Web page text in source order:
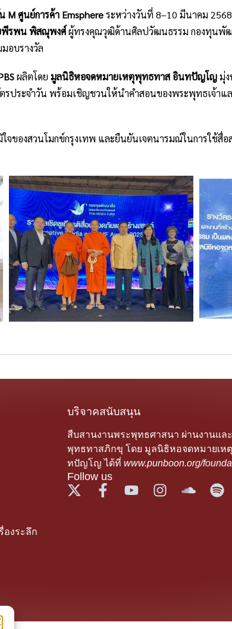
M ศูนย์การค้า Emsphereระหว่างวันที่ 8–10 มีนาคม 2568
พีรพน พิสณุพงศ์ผู้ทรงคุณวุฒิด้านศิลปวัฒนธรรม กองทุนพัฒ
อบรางวัล
ผลิตโดย มูลนิธิหอจดหมายเหตุพุทธทาส อินทปัญโญมุ่
รประจำวัน พร้อมเชิญชวนให้นำคำสอนของพระพุทธเจ้า
จของสวนโมกข์กรุงเทพ และยืนยันเจตนารมณ์ในการใช้สื่
องระลึก
บริจาคสนับสนุน
สืบสานงานพระพุทธศาสนา ผ่านงานแล
พุทธทาสภิกขุ โดย มูลนิธิหอจดหมายเห
ทปัญโญ ได้ที่ www.punboon.org/
Follow us